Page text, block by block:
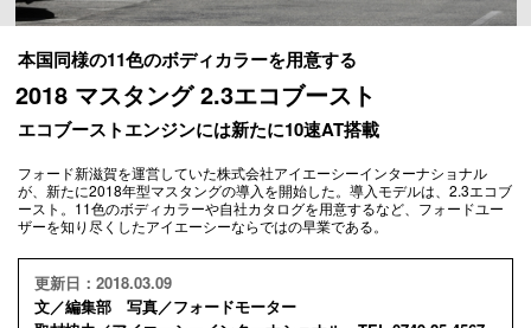
本国同様の11色のボディカラーを用意する
2018 マスタング 2.3エコブースト
エコブーストエンジンには新たに10速AT搭載
フォード新滋賀を運営していた株式会社アイエーシーインターナショナル
が、新たに2018年型マスタングの導入を開始した。導入モデルは、2.3エコブ
ースト。11色のボディカラーや自社カタログを用意するなど、フォードユー
ザーを知り尽くしたアイエーシーならではの早業である。
更新日：2018.03.09
文／編集部 写真／フォードモーター